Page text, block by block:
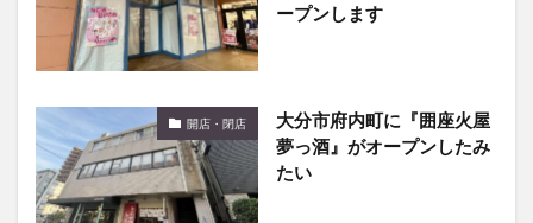
ープンします
開店・閉店
大分市府内町に『囲座火屋
夢っ酒』がオープンしたみ
たい